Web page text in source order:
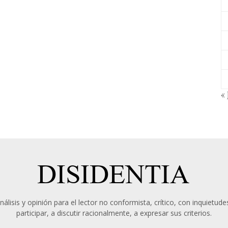
«
y opinión para el lector no conformista, crítico, con
participar, a discutir racionalmente, a expresar sus criterios.